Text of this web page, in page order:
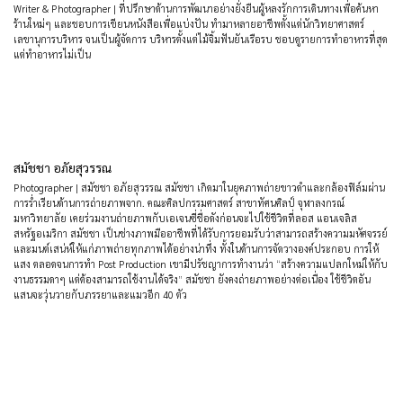
Writer & Photographer | ที่ปรึกษาด้านการพัฒนาอย่างยั่งยืนผู้หลงรักการเดินทางเพื่อค้นหา
ร้านใหม่ๆ และชอบการเขียนหนังสือเพื่อแบ่งปัน ทำมาหลายอาชีพตั้งแต่นักวิทยาศาสตร์
เลขานุการบริหาร จนเป็นผู้จัดการ บริหารตั้งแต่ไม้จิ้มฟันยันเรือรบ ชอบดูรายการทำอาหารที่สุด
แต่ทำอาหารไม่เป็น
สมัชชา อภัยสุวรรณ
Photographer | สมัชชา อภัยสุวรรณ สมัชชา เกิดมาในยุคภาพถ่ายขาวดำและกล้องฟิล์มผ่าน
การร่ำเรียนด้านการถ่ายภาพจาก. คณะศิลปกรรมศาสตร์ สาขาทัศนศิลป์ จุฬาลงกรณ์
มหาวิทยาลัย เคยร่วมงานถ่ายภาพกับเอเจนซี่ชื่อดังก่อนจะไปใช้ชีวิตที่ลอส แอนเจลิส
สหรัฐอเมริกา สมัชชา เป็นช่างภาพมืออาชีพที่ได้รับการยอมรับว่าสามารถสร้างความมหัศจรรย์
และมนต์เสน่ห์ให้แก่ภาพถ่ายทุกภาพได้อย่างน่าทึ่ง ทั้งในด้านการจัดวางองค์ประกอบ การให้
แสง ตลอดจนการทำ Post Production เขามีปรัชญาการทำงานว่า “สร้างความแปลกใหม่ให้กับ
งานธรรมดาๆ แต่ต้องสามารถใช้งานได้จริง” สมัชชา ยังคงถ่ายภาพอย่างต่อเนื่อง ใช้ชีวิตอัน
แสนจะวุ่นวายกับภรรยาและแมวอีก 40 ตัว